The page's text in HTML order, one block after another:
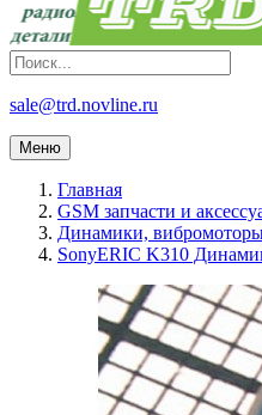
sale@trd.novline.ru
Меню
Главная
GSM запчасти и
Динамики,
SonyERIC K310